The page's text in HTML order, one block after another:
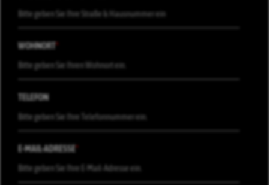
WOHNORT*
TELEFON
E-MAIL-ADRESSE*